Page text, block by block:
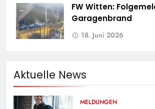
FW Witten:
Garagenbrand
18. Juni 2026
Aktuelle News
MELDUNGEN